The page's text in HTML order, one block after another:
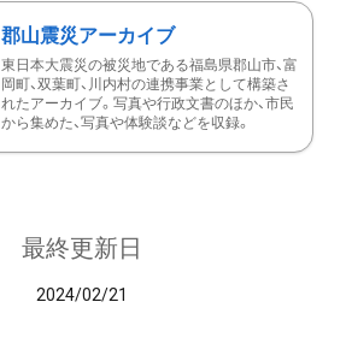
郡山震災アーカイブ
東日本大震災の被災地である福島県郡山市、富
岡町、双葉町、川内村の連携事業として構築さ
れたアーカイブ。写真や行政文書のほか、市民
から集めた、写真や体験談などを収録。
最終更新日
2024/02/21